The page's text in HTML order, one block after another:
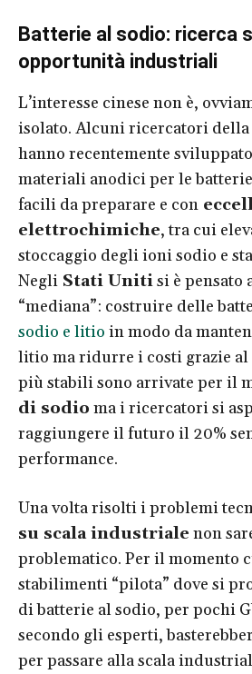
Batterie al sodio: ricerca
opportunità industriali
L’interesse cinese non è,
isolato. Alcuni ricercatori della
hanno recentemente
materiali anodici per le
facili da preparare e con
elettrochimiche, tra cui
stoccaggio degli ioni sodio e
Negli Stati Unitisi è pensato
“mediana”: costruire delle
sodio e litio in modo da
litio ma ridurre i costi grazie al
più stabili sono arrivate per il
di sodio ma i ricercatori si
raggiungere il futuro il 20%
performance.
Una volta risolti i problemi
su scala industriale non
problematico. Per il momento
stabilimenti “pilota” dove si
di batterie al sodio, per pochi
secondo gli esperti,
per passare alla scala